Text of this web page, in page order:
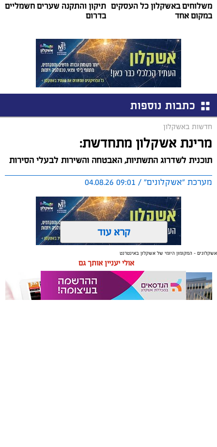
משלוחים באשקלון כל העסקים
במקום אחד
תיקון והתקנה שערים חשמליים
בדרום
כתבות נוספות
חדשות באשקלון
מרינת אשקלון מתחדשת:
תוכנית לשדרוג התשתיות, האבטחה והשירות לבעלי הסירות
מערכת "אשקלונים" / 09:01 04.08.26
תגים:אשקלון, מרינה
החברה הכלכלית הציגה לנציגי בעלי כלי השייט במרינה
תוכנית השקעה מקיפה הכוללת שדרוג התשתיות, חיזוק
קרא עוד
אשקלונים - המקומון היומי של אשקלון באינטרנט
אולי יעניין אותך גם